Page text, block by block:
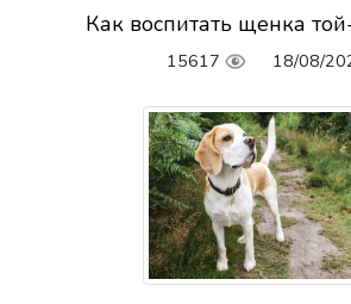
Как воспитать щенка
15617 18/08/